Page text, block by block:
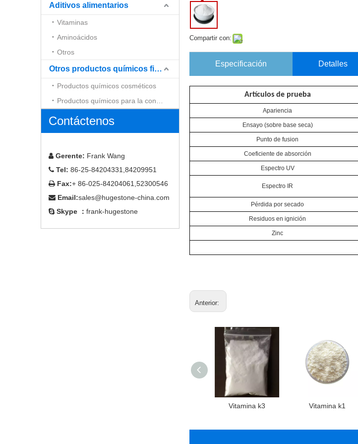
Aditivos alimentarios
Vitaminas
Aminoácidos
Otros
Otros productos químicos finos
Productos químicos cosméticos
Contáctenos
 Gerente: Frank Wang
 Tel: 86-25-84204331,84209951
 Fax:+ 86-025-84204061,52300546
 Email:sales@hugestone-china.com
 Skype ： frank-hugestone
Compartir con:
Especificación Detalles
Artículos de prueba
Apariencia
Ensayo (sobre base seca)
Punto de fusion
Coeficiente de absorción
Espectro UV
Espectro IR
Pérdida por secado
Residuos en ignición
Zinc
Anterior:
Vitamina k3 Vitamina k1